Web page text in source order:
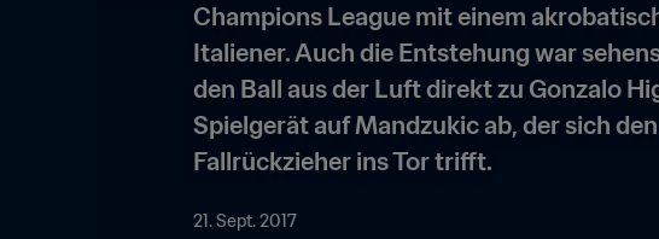
Champions League mit einem
Italiener. Auch die Entstehung war
den Ball aus der Luft direkt zu Gonzalo
Spielgerät auf Mandzukic ab, der sich
Fallrückzieher ins Tor trifft.
21. Sept. 2017